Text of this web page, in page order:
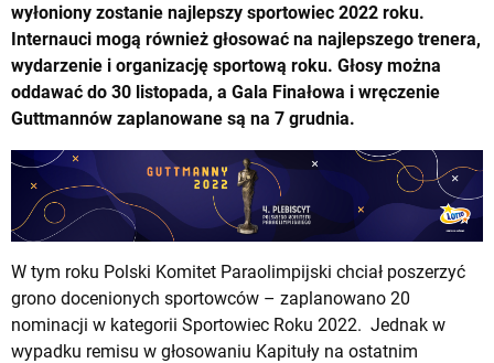
wyłoniony zostanie najlepszy sportowiec 2022 roku.
Internauci mogą również głosować na najlepszego trenera,
wydarzenie i organizację sportową roku. Głosy można
oddawać do 30 listopada, a Gala Finałowa i wręczenie
Guttmannów zaplanowane są na 7 grudnia.
W tym roku Polski Komitet Paraolimpijski chciał poszerzyć
grono docenionych sportowców – zaplanowano 20
nominacji w kategorii Sportowiec Roku 2022. Jednak w
wypadku remisu w głosowaniu Kapituły na ostatnim